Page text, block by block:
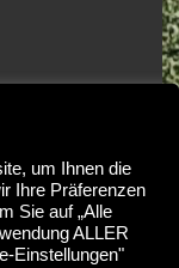
um Ihnen die
Ihre Präferenzen
Sie auf „Alle
ALLER
Einstellungen"